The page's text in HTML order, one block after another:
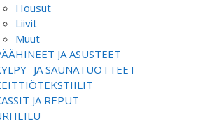
Housut
Liivit
Muut
JA ASUSTEET
JA SAUNATUOTTEET
JA REPUT